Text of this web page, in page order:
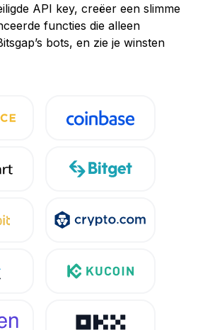
API key, creëer een slimme
functies die alleen
bots, en zie je winsten